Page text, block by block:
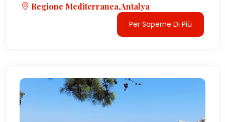
Regione Mediterranea,Antalya
Per Saperne Di Più